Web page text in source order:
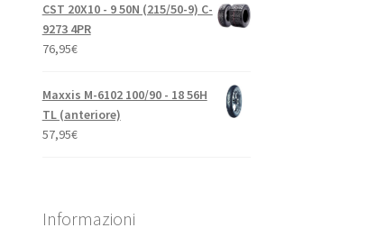
CST 20X10 - 9 50N (215/50-9) C-
9273 4PR
76,95€
Maxxis M-6102 100/90 - 18 56H
TL (anteriore)
57,95€
Informazioni